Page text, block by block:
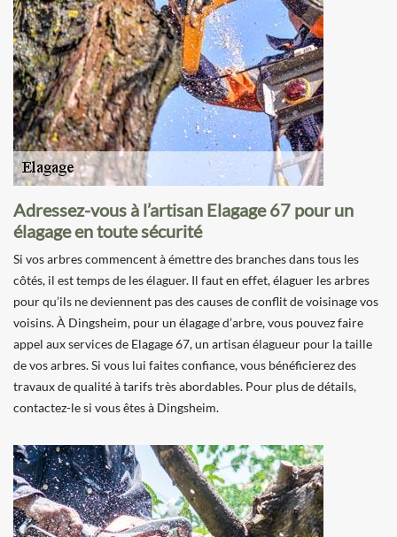
Adressez-vous à l’artisan Elagage 67 pour un
élagage en toute sécurité
Si vos arbres commencent à émettre des branches dans tous les
côtés, il est temps de les élaguer. Il faut en effet, élaguer les arbres
pour qu’ils ne deviennent pas des causes de conflit de voisinage vos
voisins. À Dingsheim, pour un élagage d’arbre, vous pouvez faire
appel aux services de Elagage 67, un artisan élagueur pour la taille
de vos arbres. Si vous lui faites confiance, vous bénéficierez des
travaux de qualité à tarifs très abordables. Pour plus de détails,
contactez-le si vous êtes à Dingsheim.